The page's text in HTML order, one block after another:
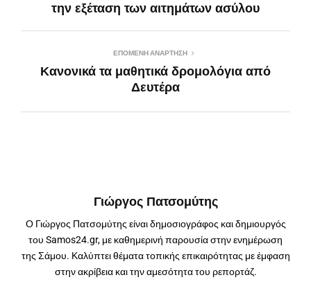
την εξέταση των αιτημάτων ασύλου
ΕΠΌΜΕΝΗ ΑΝΆΡΤΗΣΗ
Κανονικά τα μαθητικά δρομολόγια από
Δευτέρα
Γιώργος Πατσομύτης
Ο Γιώργος Πατσομύτης είναι δημοσιογράφος και δημιουργός
του Samos24.gr, με καθημερινή παρουσία στην ενημέρωση
της Σάμου. Καλύπτει θέματα τοπικής επικαιρότητας με έμφαση
στην ακρίβεια και την αμεσότητα του ρεπορτάζ.